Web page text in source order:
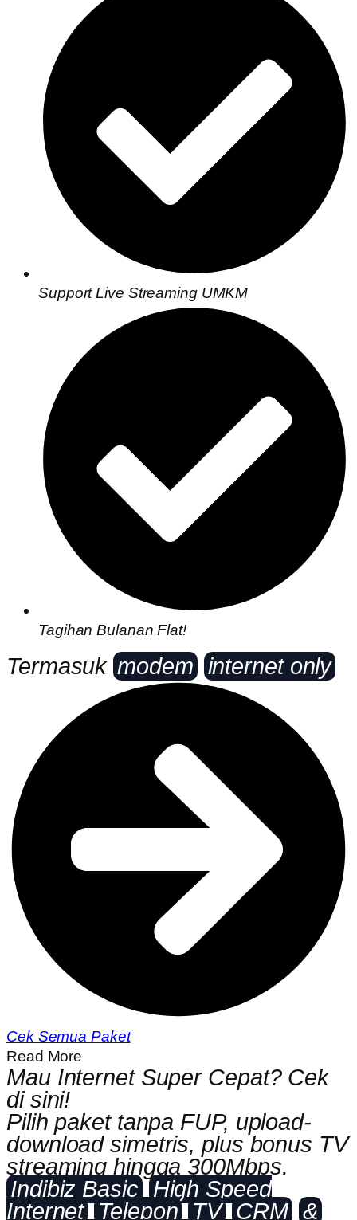
Support Live Streaming UMKM
Tagihan Bulanan Flat!
Termasukmodem internet only
Cek Semua Paket
Read More
Mau Internet Super Cepat? Cek
di sini!
Pilih paket tanpa FUP, upload-
download simetris, plus bonus TV
streaming hingga 300Mbps.
Indibiz Basic
High Speed
Internet
Telepon TV CRM &